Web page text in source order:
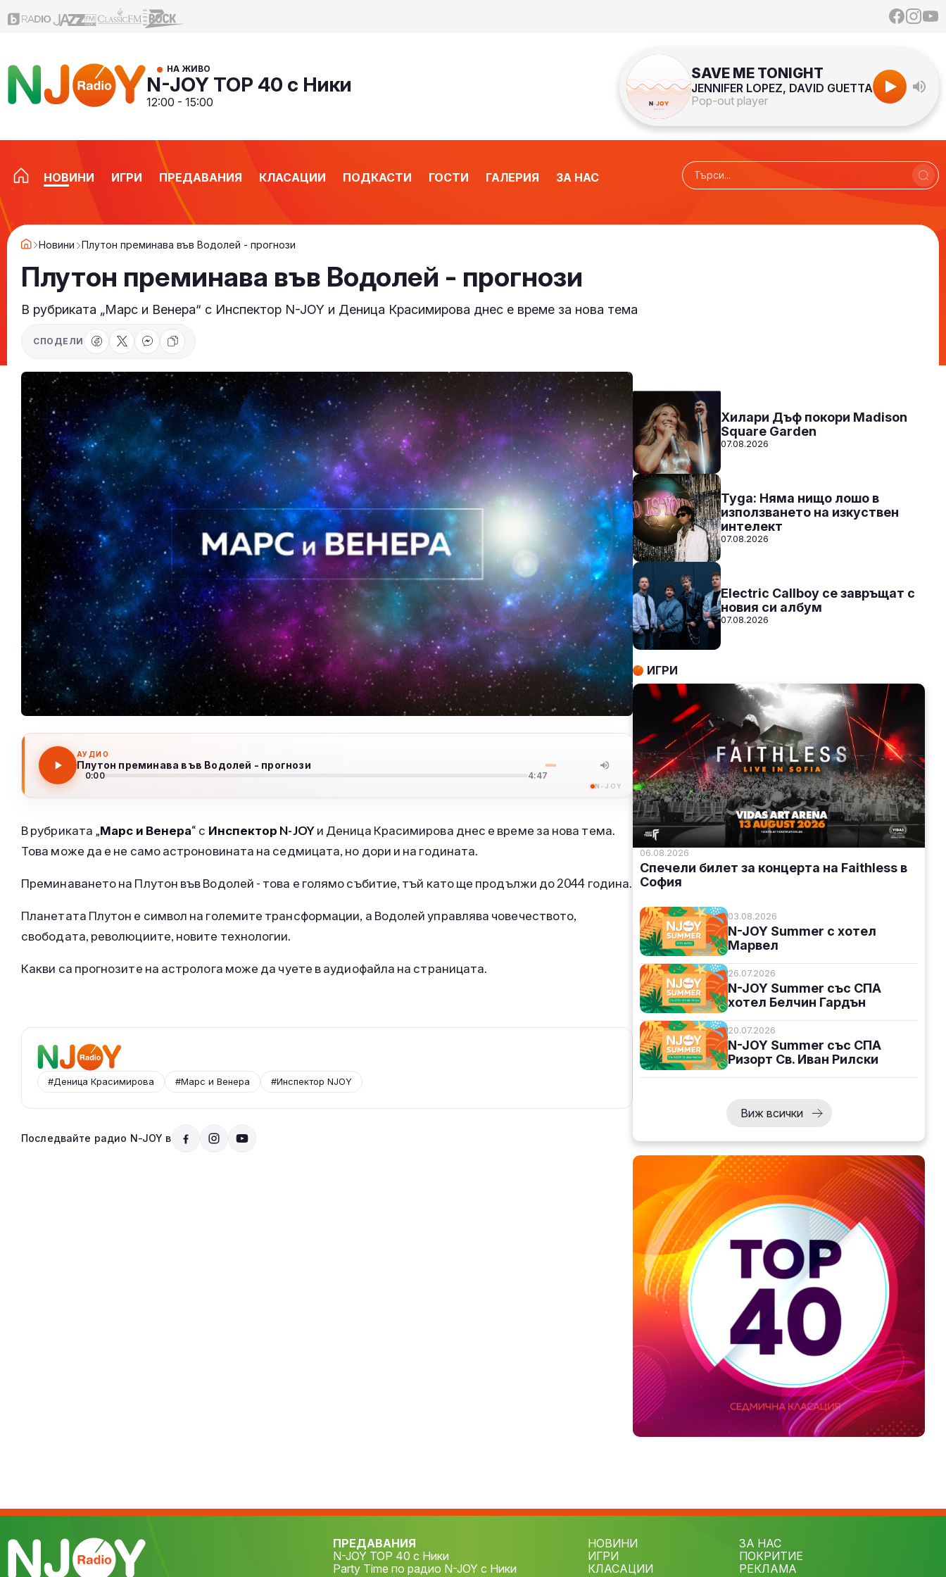
НА ЖИВО
N-JOY TOP 40 с Ники
12:00 - 15:00
SAVE ME TONIGHT
JENNIFER LOPEZ, DAVID GUETTA
Pop-out player
НОВИНИ ИГРИ ПРЕДАВАНИЯ КЛАСАЦИИ ПОДКАСТИ ГОСТИ ГАЛЕРИЯ ЗА НАС
Новини Плутон преминава във Водолей - прогнози
Плутон преминава във Водолей - прогнози
В рубриката „Марс и Венера“ с Инспектор N-JOY и Деница Красимирова днес е време за нова тема
СПОДЕЛИ
АУДИО
Плутон преминава във Водолей - прогнози
0:00 4:47
N-JOY
В рубриката „Марс и Венера“ с Инспектор N-JOYи Деница Красимирова днес е време за нова тема.
Това може да е не само астроновината на седмицата, но дори и на годината.
Преминаването на Плутон във Водолей - това е голямо събитие, тъй като ще продължи до 2044 година.
Планетата Плутон е символ на големите трансформации, а Водолей управлява човечеството,
свободата, революциите, новите технологии.
Какви са прогнозите на астролога може да чуете в аудиофайла на страницата.
#Деница Красимирова #Марс и Венера #Инспектор NJOY
Последвайте радио N-JOY в
СЛУШАЙ
Хилари Дъф покори Madison
Square Garden
07.08.2026
Tyga: Няма нищо лошо в
използването на изкуствен
интелект
07.08.2026
Electric Callboy се завръщат с
новия си албум
07.08.2026
ИГРИ
06.08.2026
Спечели билет за концерта на Faithless в
София
03.08.2026
N-JOY Summer с хотел
Марвел
26.07.2026
N-JOY Summer със СПА
хотел Белчин Гардън
20.07.2026
N-JOY Summer със СПА
Ризорт Св. Иван Рилски
Виж всички
ПРЕДАВАНИЯ
N-JOY TOP 40 с Ники
Party Time по радио N-JOY с Ники
НОВИНИ
ИГРИ
КЛАСАЦИИ
ЗА НАС
ПОКРИТИЕ
РЕКЛАМА